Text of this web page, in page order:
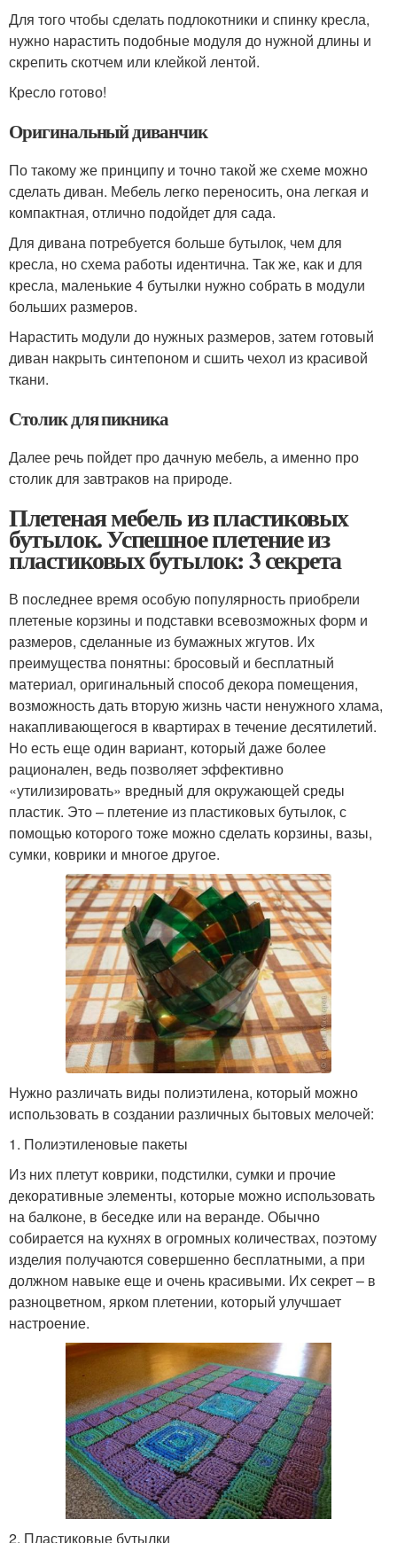
Для того чтобы сделать подлокотники и спинку кресла,
нужно нарастить подобные модуля до нужной длины и
скрепить скотчем или клейкой лентой.
Кресло готово!
Оригинальный диванчик
По такому же принципу и точно такой же схеме можно
сделать диван. Мебель легко переносить, она легкая и
компактная, отлично подойдет для сада.
Для дивана потребуется больше бутылок, чем для
кресла, но схема работы идентична. Так же, как и для
кресла, маленькие 4 бутылки нужно собрать в модули
больших размеров.
Нарастить модули до нужных размеров, затем готовый
диван накрыть синтепоном и сшить чехол из красивой
ткани.
Столик для пикника
Далее речь пойдет про дачную мебель, а именно про
столик для завтраков на природе.
Плетеная мебель из пластиковых
бутылок. Успешное плетение из
пластиковых бутылок: 3 секрета
В последнее время особую популярность приобрели
плетеные корзины и подставки всевозможных форм и
размеров, сделанные из бумажных жгутов. Их
преимущества понятны: бросовый и бесплатный
материал, оригинальный способ декора помещения,
возможность дать вторую жизнь части ненужного хлама,
накапливающегося в квартирах в течение десятилетий.
Но есть еще один вариант, который даже более
рационален, ведь позволяет эффективно
«утилизировать» вредный для окружающей среды
пластик. Это – плетение из пластиковых бутылок, с
помощью которого тоже можно сделать корзины, вазы,
сумки, коврики и многое другое.
Нужно различать виды полиэтилена, который можно
использовать в создании различных бытовых мелочей:
1. Полиэтиленовые пакеты
Из них плетут коврики, подстилки, сумки и прочие
декоративные элементы, которые можно использовать
на балконе, в беседке или на веранде. Обычно
собирается на кухнях в огромных количествах, поэтому
изделия получаются совершенно бесплатными, а при
должном навыке еще и очень красивыми. Их секрет – в
разноцветном, ярком плетении, который улучшает
настроение.
2. Пластиковые бутылки